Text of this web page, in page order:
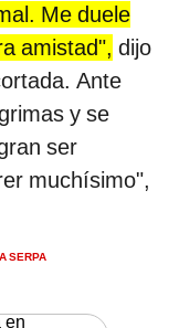
Me duele
amistad", dijo
Ante
y se
ser
muchísimo",
SERPA
en